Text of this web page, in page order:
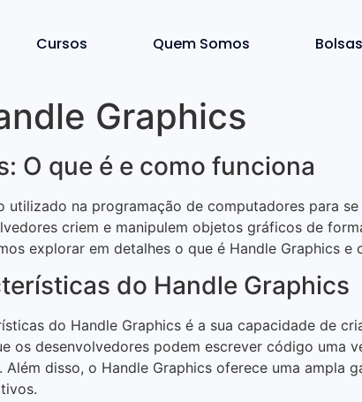
Cursos Quem Somos
Graphics
O que é e como funciona
utilizado na programação de computadores para
criem e manipulem objetos gráficos de
explorar em detalhes o que é Handle Graphics e
do Handle Graphics
do Handle Graphics é a sua capacidade de
os desenvolvedores podem escrever código uma
disso, o Handle Graphics oferece uma ampla